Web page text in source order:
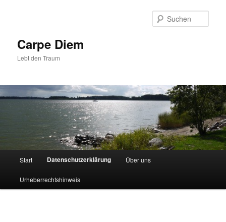
Carpe Diem
Lebt den Traum
Start Datenschutzerklärung Über uns
Urheberrechtshinweis